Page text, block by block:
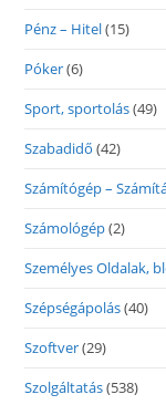
Pénz – Hitel(15)
Póker(6)
Sport, sportolás(49)
Szabadidő (42)
Számítógép –
Számológép(2)
Személyes Oldalak,
Szépségápolás(40)
Szoftver(29)
Szolgáltatás(538)